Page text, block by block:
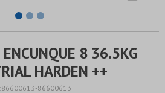
8 36.5KG
HARDEN ++
86600613-86600613